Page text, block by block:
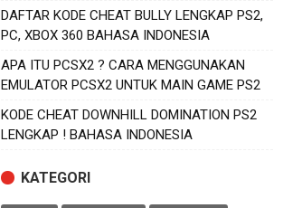
DAFTAR KODE CHEAT BULLY LENGKAP PS2,
PC, XBOX 360 BAHASA INDONESIA
APA ITU PCSX2 ? CARA MENGGUNAKAN
EMULATOR PCSX2 UNTUK MAIN GAME PS2
KODE CHEAT DOWNHILL DOMINATION PS2
LENGKAP ! BAHASA INDONESIA
KATEGORI